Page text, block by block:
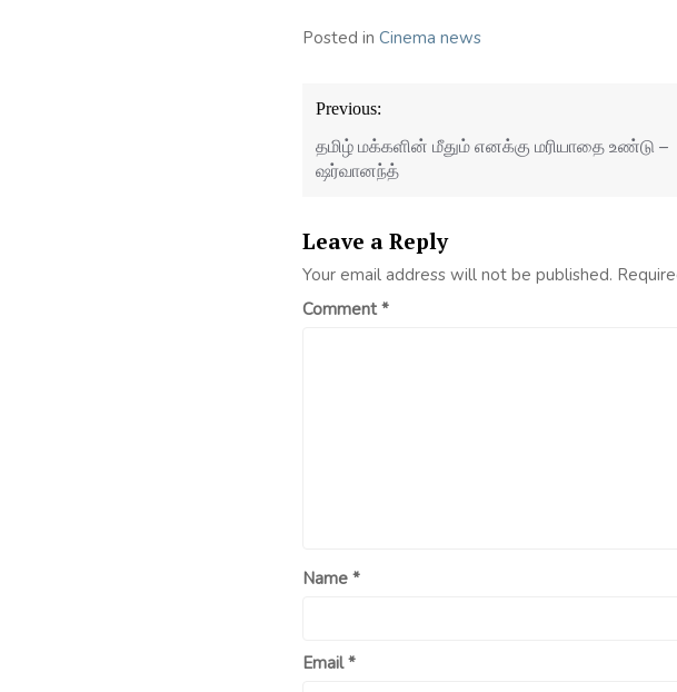
Posted in Cinema news
Post
navigation
Previous:
தமிழ் மக்களின் மீதும் எனக்கு மரியாதை உண்டு –
ஷர்வானந்த்
Leave a Reply
Your email address will not be published.
Comment*
Name *
Email*